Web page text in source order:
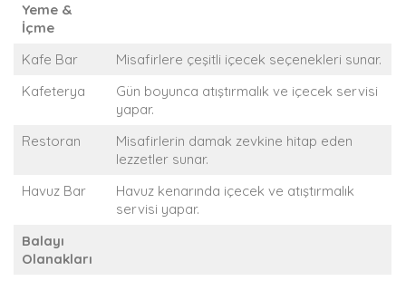
Yeme &
İçme
Kafe Bar
Misafirlere çeşitli içecek seçenekleri sunar.
Kafeterya
Gün boyunca atıştırmalık ve içecek servisi
yapar.
Restoran
Misafirlerin damak zevkine hitap eden
lezzetler sunar.
Havuz Bar
Havuz kenarında içecek ve atıştırmalık
servisi yapar.
Balayı
Olanakları